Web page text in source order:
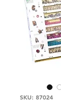
SKU: 87024